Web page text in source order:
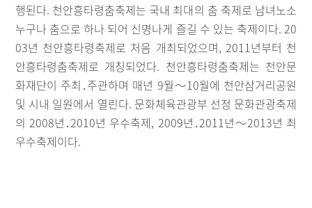
행된다. 천안흥타령춤축제는 국내 최대의 춤 축제로 남녀노소
누구나 춤으로 하나 되어 신명나게 즐길 수 있는 축제이다. 20
03년 천안흥타령축제로 처음 개최되었으며, 2011년부터 천
안흥타령춤축제로 개칭되었다. 천안흥타령춤축제는 천안문
화재단이 주최․주관하며 매년 9월～10월에 천안삼거리공원
및 시내 일원에서 열린다. 문화체육관광부 선정 문화관광축제
의 2008년․2010년 우수축제, 2009년․2011년～2013년 최
우수축제이다.